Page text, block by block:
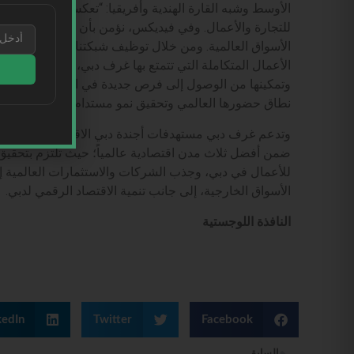
الأوسط وشبه القارة الهندية وأفريقيا: “تعكس مذكرة
للتجارة والأعمال. وفي فيديكس، نؤمن بأن الشركات،
الأسواق العالمية. ومن خلال توظيف شبكتنا العالمية
الأعمال المتكاملة التي تتمتع بها غرف دبي، نساعد
وتمكينها من الوصول إلى فرص جديدة في الأسواق
نطاق حضورها العالمي وتحقيق نمو مستدام.”
ضمن أفضل ثلاث مدن اقتصادية عالمياً؛ حيث تلتزم بتحقيق
للأعمال في دبي، وجذب الشركات والاستثمارات
الأسواق الخارجية، إلى جانب تنمية الاقتصاد الرقمي لدبي.
النافذة اللوجستية
Facebook
Twitter